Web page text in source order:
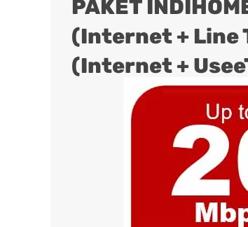
PAKET
(Internet + Line
(Internet +